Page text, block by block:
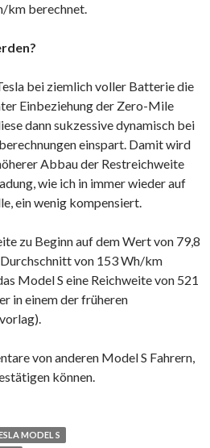
km berechnet.
bei ziemlich voller Batterie die
Einbeziehung der Zero-Mile
dann sukzessive dynamisch bei
einspart. Damit wird
Abbau der Restreichweite
wie ich in immer wieder auf
ein wenig kompensiert.
zu Beginn auf dem Wert von 79,8
von 153 Wh/km
Model S eine Reichweite von 521
in einem der früheren
von anderen Model S Fahrern,
können.
MODEL S